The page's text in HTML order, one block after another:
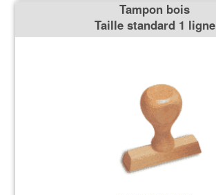
Tampon bois
Taille standard 1 ligne